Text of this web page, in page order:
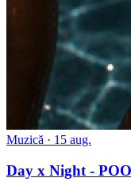
Muzică · 15 aug.
Day x Night -